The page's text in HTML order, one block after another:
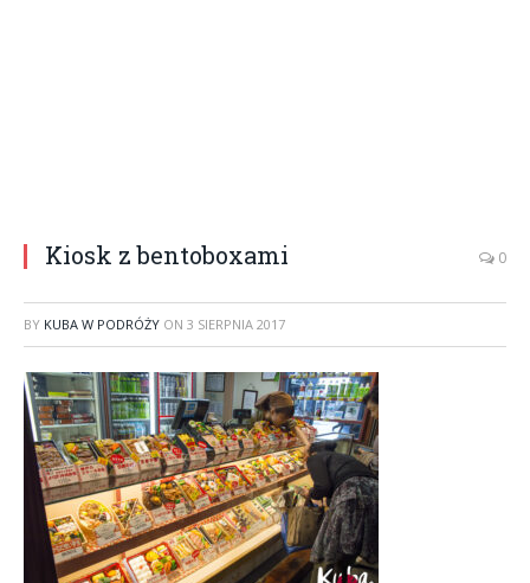
Kiosk z bentoboxami 0
BY KUBA W PODRÓŻY ON 3 SIERPNIA 2017